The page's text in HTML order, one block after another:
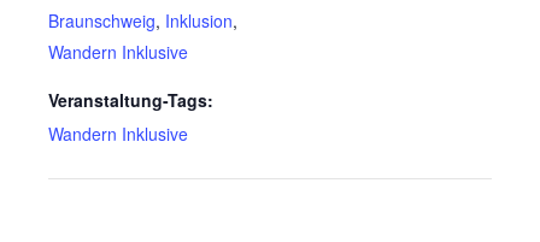
Braunschweig, Inklusion,
Wandern Inklusive
Veranstaltung-Tags:
Wandern Inklusive